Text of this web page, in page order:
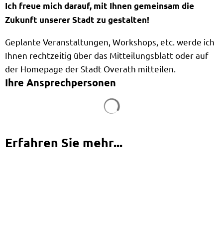
Ich freue mich darauf, mit Ihnen gemeinsam die
Zukunft unserer Stadt zu gestalten!
Geplante Veranstaltungen, Workshops, etc. werde ich
Ihnen rechtzeitig über das Mitteilungsblatt oder auf
der Homepage der Stadt Overath mitteilen.
Ihre Ansprechpersonen
Erfahren Sie mehr...